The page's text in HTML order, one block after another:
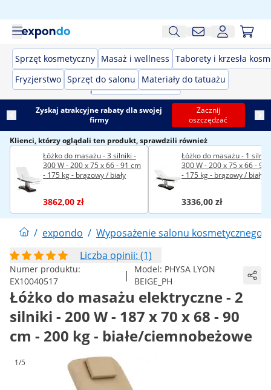
Sprzęt kosmetyczny Masaż i wellness Taborety i krzesła
Fryzjerstwo Sprzęt do salonu Materiały do tatuażu
Zyskaj atrakcyjne rabaty dla swojej
firmy
Zacznij
oszczędzać
Klienci, którzy oglądali ten produkt, sprawdzili również
Łóżko do masażu - 3 silniki -
300 W - 200 x 75 x 66 - 91 cm
- 175 kg - brązowy / biały
3862,00 zł
Łóżko do masażu - 1 silnik
300 W - 200 x 75 x 66 - 91 cm
- 175 kg - brązowy / biały
3336,00 zł
/ expondo / Wyposażenie salonu kosmetycznego
Liczba opinii: (1)
Numer produktu:
EX10040517
| Model: PHYSA LYON
BEIGE_PH
Łóżko do masażu elektryczne - 2
silniki - 200 W - 187 x 70 x 68 - 90
cm - 200 kg - białe/ciemnobeżowe
1/5